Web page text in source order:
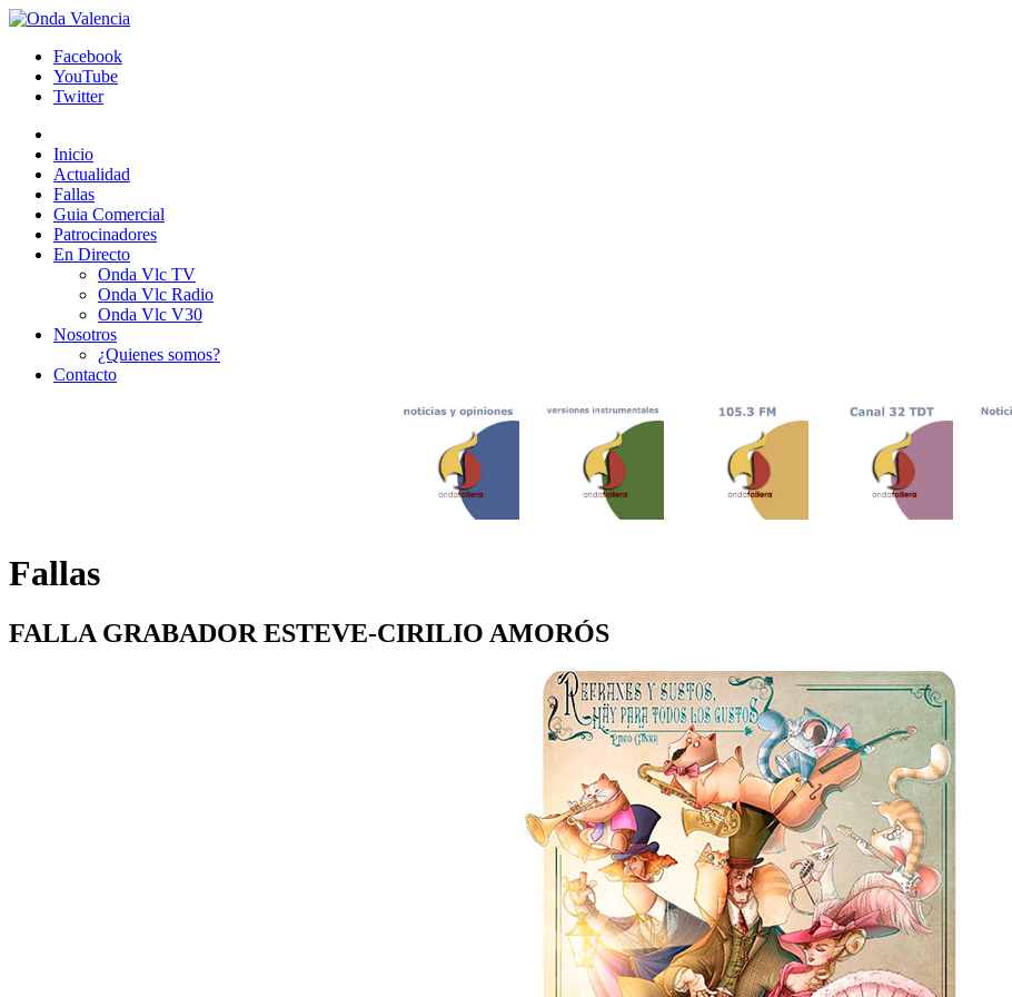
Facebook
YouTube
Twitter
Inicio
Actualidad
Fallas
Guia Comercial
Patrocinadores
En Directo
Onda Vlc TV
Onda Vlc Radio
Onda Vlc V30
Nosotros
¿Quienes somos?
Contacto
Fallas
FALLA GRABADOR ESTEVE-CIRILIO AMORÓS